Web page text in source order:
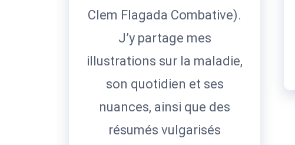
Clem Flagada Combative).
J’y partage mes
illustrations sur la maladie,
son quotidien et ses
nuances, ainsi que des
résumés vulgarisés